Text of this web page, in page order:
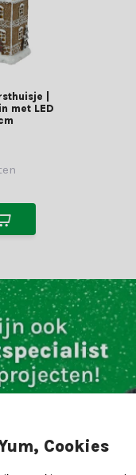
|
met LED
Cookies